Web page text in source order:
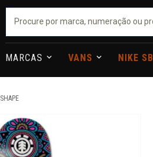
MARCAS VANS NIKE SB
SHAPE